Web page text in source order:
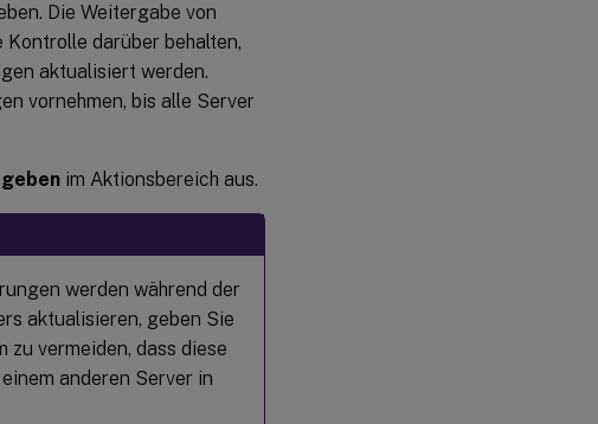
Die Weitergabe von
darüber behalten,
aktualisiert werden.
vornehmen, bis alle Server
im Aktionsbereich aus.
werden während der
aktualisieren, geben Sie
zu vermeiden, dass diese
anderen Server in